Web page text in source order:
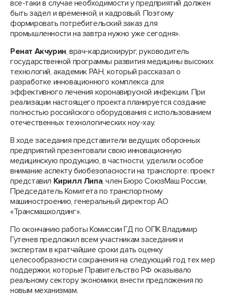
все-таки в случае необходимости у предприятий должен
быть задел и временной, и кадровый. Поэтому
формировать потребительский заказ для
промышленности на завтра нужно уже сегодня».
Ренат Акчурин, врач-кардиохирург, руководитель
государственной программы развития медицины высоких
технологий, академик РАН, который рассказал о
разработке инновационного комплекса для
эффективного лечения коронавирусной инфекции. При
реализации настоящего проекта планируется создание
полностью российского оборудования с использованием
отечественных технологических ноу-хау.
В ходе заседания представители ведущих оборонных
предприятий презентовали свою инновационную
медицинскую продукцию, в частности, уделили особое
внимание аспекту биобезопасности на транспорте: проект
представил Кирилл Липа, член Бюро СоюзМаш России,
Председатель Комитета по транспортному
машиностроению, генеральный директор АО
«Трансмашхолдинг».
По окончанию работы Комиссии ГД по ОПК Владимир
Гутенев предложил всем участникам заседания и
экспертам в кратчайшие сроки дать оценку
целесообразности сохранения на следующий год тех мер
поддержки, которые Правительство РФ оказывало
реальному сектору экономики, внести предложения по
новым механизмам.